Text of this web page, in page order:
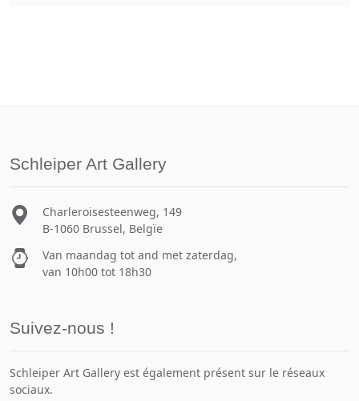
Schleiper Art Gallery
Charleroisesteenweg, 149
B-1060 Brussel, Belgïe
Van maandag tot and met zaterdag,
van 10h00 tot 18h30
Suivez-nous !
Schleiper Art Gallery est également présent sur le réseaux
sociaux.